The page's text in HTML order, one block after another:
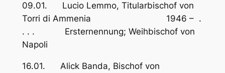
09.01. Lucio Lemmo, Titularbischof von
Torri di Ammenia 1946 – .
. . . Ersternennung; Weihbischof von
Napoli
16.01. Alick Banda, Bischof von